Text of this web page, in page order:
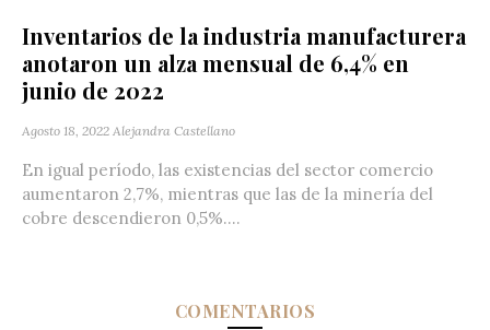
Inventarios de la industria manufacturera
anotaron un alza mensual de 6,4% en
junio de 2022
Agosto 18, 2022 Alejandra Castellano
En igual período, las existencias del sector comercio
aumentaron 2,7%, mientras que las de la minería del
cobre descendieron 0,5%....
COMENTARIOS